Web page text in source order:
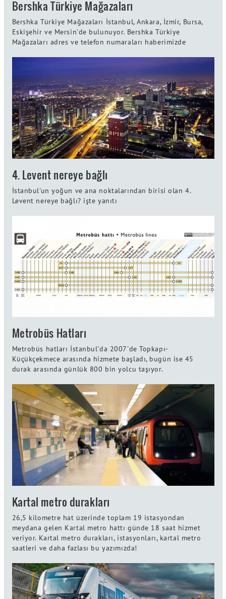
Bershka Türkiye Mağazaları
Bershka Türkiye Mağazaları İstanbul, Ankara, İzmir, Bursa,
Eskişehir ve Mersin'de bulunuyor. Bershka Türkiye
Mağazaları adres ve telefon numaraları haberimizde
4. Levent nereye bağlı
İstanbul'un yoğun ve ana noktalarından birisi olan 4.
Levent nereye bağlı? işte yanıtı
Metrobüs Hatları
Metrobüs hatları İstanbul'da 2007'de Topkapı-
Küçükçekmece arasında hizmete başladı, bugün ise 45
durak arasında günlük 800 bin yolcu taşıyor.
Kartal metro durakları
26,5 kilometre hat üzerinde toplam 19 istasyondan
meydana gelen Kartal metro hattı günde 18 saat hizmet
veriyor. Kartal metro durakları, istasyonları, kartal metro
saatleri ve daha fazlası bu yazımızda!